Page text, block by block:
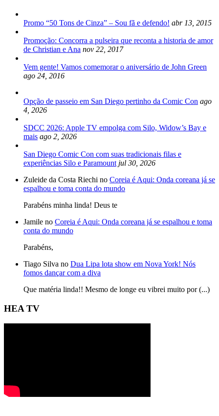
Promo “50 Tons de Cinza” – Sou fã e defendo! abr 13, 2015
Promoção: Concorra a pulseira que reconta a historia de amor
de Christian e Ana nov 22, 2017
Vem gente! Vamos comemorar o aniversário de John Green
ago 24, 2016
Opção de passeio em San Diego pertinho da Comic Con ago
4, 2026
SDCC 2026: Apple TV empolga com Silo, Widow’s Bay e
mais ago 2, 2026
San Diego Comic Con com suas tradicionais filas e
experiências Silo e Paramount jul 30, 2026
Zuleide da Costa Riechi no Coreia é Aqui: Onda coreana já se
espalhou e toma conta do mundo
Parabéns minha linda! Deus te
Jamile no Coreia é Aqui: Onda coreana já se espalhou e toma
conta do mundo
Parabéns,
Tiago Silva no Dua Lipa lota show em Nova York! Nós
fomos dançar com a diva
Que matéria linda!! Mesmo de longe eu vibrei muito por (...)
HEA TV